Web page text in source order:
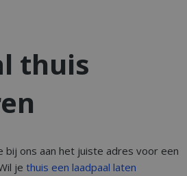
thuis
bij ons aan het juiste adres voor een
je thuis een laadpaal laten